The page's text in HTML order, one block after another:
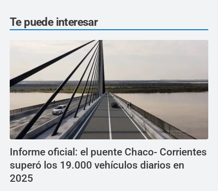
Te puede interesar
Informe oficial: el puente Chaco- Corrientes
superó los 19.000 vehículos diarios en
2025